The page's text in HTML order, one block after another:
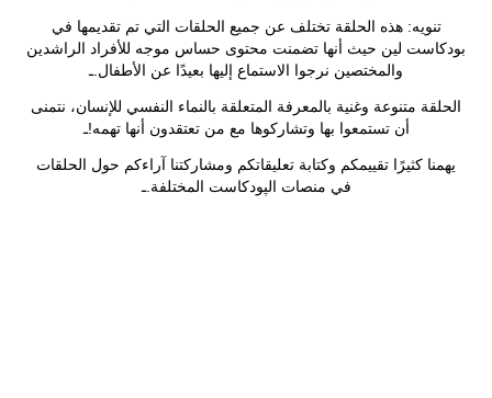
تنويه: هذه الحلقة تختلف عن جميع الحلقات التي تم تقديمها في
بودكاست لين حيث أنها تضمنت محتوى حساس موجه للأفراد الراشدين
والمختصين نرجوا الاستماع إليها بعيدًا عن الأطفال.ـ
الحلقة متنوعة وغنية بالمعرفة المتعلقة بالنماء النفسي للإنسان، نتمنى
أن تستمعوا بها وتشاركوها مع من تعتقدون أنها تهمه!ـ
يهمنا كثيرًا تقييمكم وكتابة تعليقاتكم ومشاركتنا آراءكم حول الحلقات
في منصات الپودكاست المختلفة.ـ